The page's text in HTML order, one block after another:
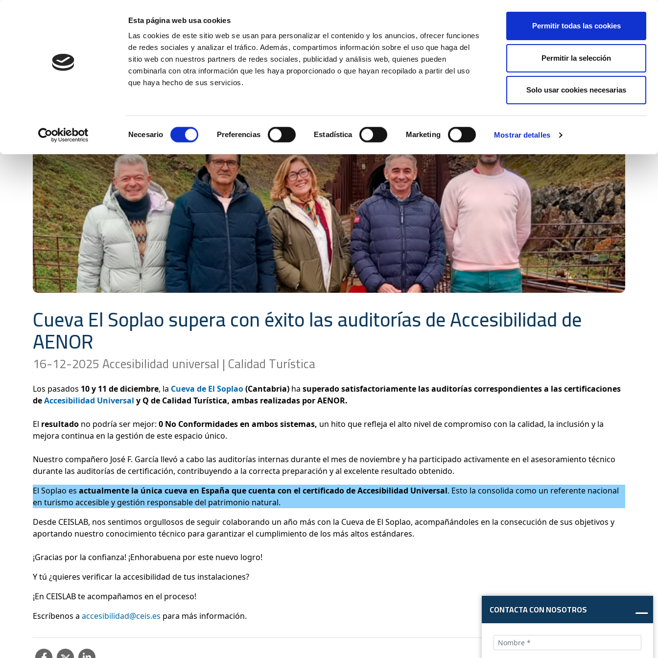
Esta página web usa cookies
Las cookies de este sitio web se usan para personalizar el contenido y los anuncios, ofrecer funciones
de redes sociales y analizar el tráfico. Además, compartimos información sobre el uso que haga del
sitio web con nuestros partners de redes sociales, publicidad y análisis web, quienes pueden
combinarla con otra información que les haya proporcionado o que hayan recopilado a partir del uso
que haya hecho de sus servicios.
Necesario Preferencias Estadística Marketing Mostrar detalles
Permitir todas las cookies
Permitir la selección
Solo usar cookies necesarias
+34 916169710 spanish
Introduce
tu
búsqueda
Botón
Conócenos Ensayos Actualidad
CONTACTA CON NOSOTROS
Cueva El Soplao supera con éxito las auditorías de Accesibilidad de
AENOR
16-12-2025 Accesibilidad universal | Calidad Turística
Los pasados 10 y 11 de diciembre, la Cueva de El Soplao(Cantabria) ha superado satisfactoriamente las auditorías correspondientes a las certificaciones
deAccesibilidad Universal y Q de Calidad Turística, ambas realizadas por AENOR.
El resultado no podría ser mejor: 0 No Conformidades en ambos sistemas, un hito que refleja el alto nivel de compromiso con la calidad, la inclusión y la
mejora continua en la gestión de este espacio único.
Nuestro compañero José F. García llevó a cabo las auditorías internas durante el mes de noviembre y ha participado activamente en el asesoramiento técnico
durante las auditorías de certificación, contribuyendo a la correcta preparación y al excelente resultado obtenido.
El Soplao es actualmente la única cueva en España que cuenta con el certificado de Accesibilidad Universal. Esto la consolida como un referente nacional
en turismo accesible y gestión responsable del patrimonio natural.
Desde CEISLAB, nos sentimos orgullosos de seguir colaborando un año más con la Cueva de El Soplao, acompañándoles en la consecución de sus objetivos y
aportando nuestro conocimiento técnico para garantizar el cumplimiento de los más altos estándares.
¡Gracias por la confianza! ¡Enhorabuena por este nuevo logro!
Y tú ¿quieres verificar la accesibilidad de tus instalaciones?
¡En CEISLAB te acompañamos en el proceso!
Escríbenos a accesibilidad@ceis.es para más información.